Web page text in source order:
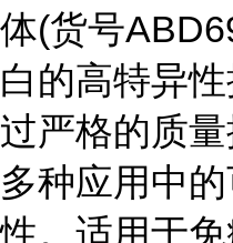
体(货号
白的高特异
过严格的质
多种应用中
性。适用于免